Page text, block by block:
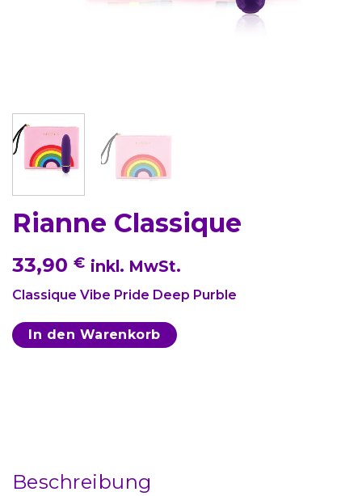
Rianne Classique
33,90 € inkl. MwSt.
Classique Vibe Pride Deep Purble
In den Warenkorb
Beschreibung